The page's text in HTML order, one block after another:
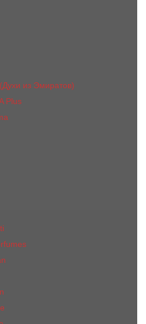
из Эмиратов)
Plus